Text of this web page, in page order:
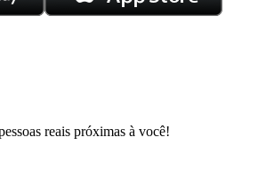
reais próximas à você!